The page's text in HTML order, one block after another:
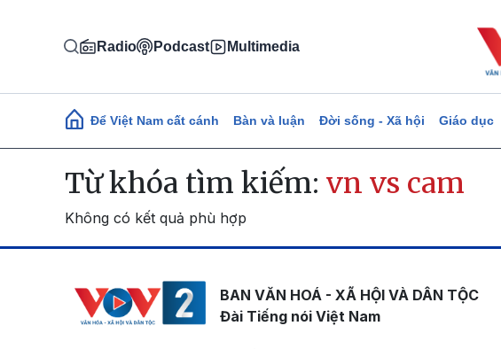
Radio Podcast Multimedia
Main navigation
Để Việt Nam cất cánh Bàn và luận Đời sống - Xã hội Giáo dục
Từ khóa tìm kiếm: vn vs cam
Không có kết quả phù hợp
BAN VĂN HOÁ - XÃ HỘI VÀ DÂN TỘC
Đài Tiếng nói Việt Nam